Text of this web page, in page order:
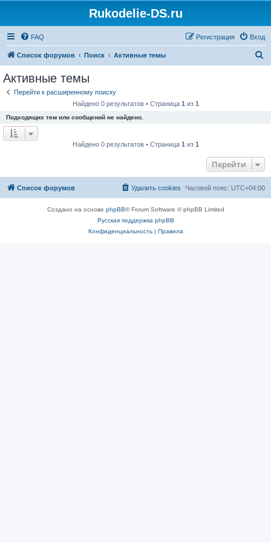
Rukodelie-DS.ru
FAQ Вход
Регистрация
Список форумов Поиск Активные темы
Активные темы
Перейти к расширенному поиску
Найдено 0 результатов • Страница 1 из 1
Подходящих тем или сообщений не найдено.
Найдено 0 результатов • Страница 1 из 1
Перейти
Список форумов Часовой пояс: UTC+04:00
Удалить cookies
Создано на основе phpBB® Forum Software © phpBB Limited
Русская поддержка phpBB
Конфиденциальность| Правила